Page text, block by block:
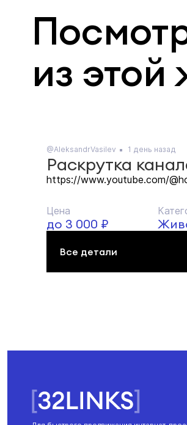
из этой
@AleksandrVasilev 1 день назад
Раскрутка
https://www.youtube.com/
Цена
до 3 000 ₽
Все детали